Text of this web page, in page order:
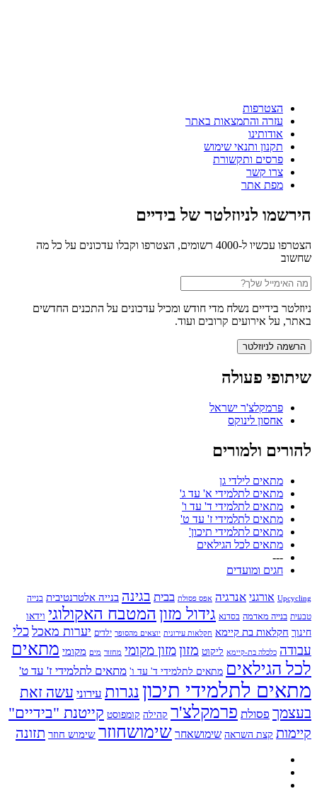
הצטרפות
עזרה והתמצאות באתר
אודותינו
תקנון ותנאי שימוש
פרסים ותקשורת
צרו קשר
מפת אתר
הירשמו לניוזלטר של בידיים
הצטרפו עכשיו ל-4000 רשומים, הצטרפו וקבלו עדכונים על כל מה
שחשוב
ניוזלטר בידיים נשלח מדי חודש ומכיל עדכונים על התכנים החדשים
באתר, על אירועים קרובים ועוד.
שיתופי פעולה
פרמקלצ'ר ישראל
אחסון לינוקס
להורים ולמורים
מתאים לילדי גן
מתאים לתלמידי א' עד ג'
מתאים לתלמידי ד' עד ו'
מתאים לתלמידי ז' עד ט'
מתאים לתלמידי תיכון'
מתאים לכל הגילאים
---
חגים ומועדים
Upcycling אורגני אנרגיה אפס פסולת בבית בגינה בנייה אלטרנטיבית בנייה
טבעית בנייה מאדמה בסדנא גידול מזון המטבח האקולוגי וידאו
חינוך חקלאות בת קיימא חקלאות עירונית יוצאים מהסופר ילדים יערות מאכל כלי
עבודה כלכלה בת-קיימא ליקוט מזוןמזון מקומי מחזור מים מקומי מתאים
לכל הגילאים מתאים לתלמידי ד' עד ו' מתאים לתלמידי ז' עד ט'
מתאים לתלמידי תיכון נגרות עירוני עשה זאת
בעצמך פסולת פרמקלצ'ר קהילה קומפוסט קייטנת "בידיים"
קיימות קצת השראה שימושאחר שימושחוזר שימוש חוזר תזונה